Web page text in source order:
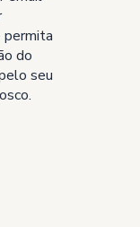
permita
do
seu